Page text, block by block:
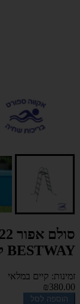
BESTWAY לבריכה ביתית - דגם 58336
זמינות: קיים במלאי
₪380.00
הוספה לסל